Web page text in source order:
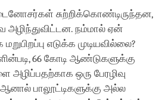
சுற்றிக்கொண்டிருந்தன,
நம்மால் ஏன்
எடுக்க முடியவில்லை?
66 கோடி ஆண்டுகளுக்கு
ஒரு பேரழிவு
ஆனால் பாலூட்டிகளுக்கு அல்ல